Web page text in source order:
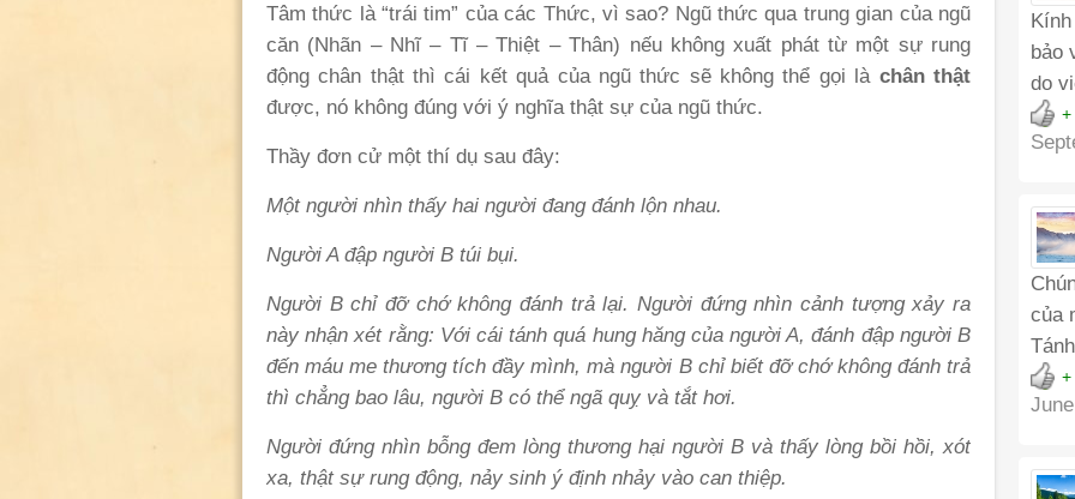
Tâm thức là “trái tim” của các Thức, vì sao? Ngũ thức qua trung gian của ngũ
căn (Nhãn – Nhĩ – Tĩ – Thiệt – Thân) nếu không xuất phát từ một sự rung
động chân thật thì cái kết quả của ngũ thức sẽ không thể gọi là chân thật
được, nó không đúng với ý nghĩa thật sự của ngũ thức.
Thầy đơn cử một thí dụ sau đây:
Một người nhìn thấy hai người đang đánh lộn nhau.
Người A đập người B túi bụi.
Người B chỉ đỡ chớ không đánh trả lại. Người đứng nhìn cảnh tượng xảy ra
này nhận xét rằng: Với cái tánhquá hung hăng của người A, đánh đập người B
đến máu me thương tích đầy mình, màngười B chỉ biết đỡ chớ không đánh trả
thì chẳng bao lâu, người B có thể ngã quỵ và tắt hơi.
Người đứng nhìn bỗng đem lòng thương hại người B và thấy lòng bồi hồi, xót
xa, thật sự rung động, nảy sinh ý định nhảy vào can thiệp.
bảo
do
+
của
+